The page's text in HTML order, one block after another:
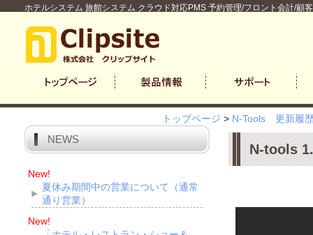
ホテルシステム 旅館システム クラウド対応PMS 予約管理/フロント会計/顧
トップページ > N-Tools 更新履
N-tools
NEWS
New!
夏休み期間中の営業について（通常
通り営業）
New!